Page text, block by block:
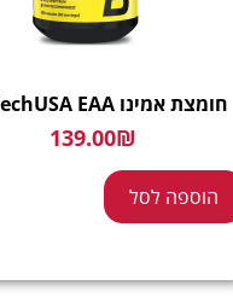
חומצת אמינו BioTechUSA EAA
139.00₪
הוספה לסל